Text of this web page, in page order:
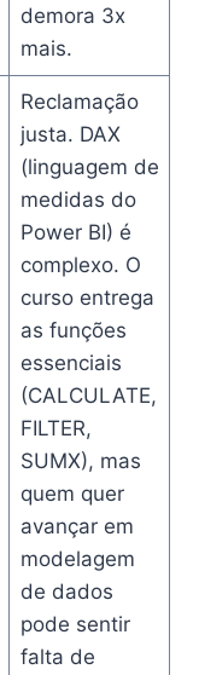
demora 3x
mais.
Reclamação
justa. DAX
(linguagem de
medidas do
Power BI) é
complexo. O
curso entrega
as funções
essenciais
(CALCULATE,
FILTER,
SUMX), mas
quem quer
avançar em
modelagem
de dados
pode sentir
falta de